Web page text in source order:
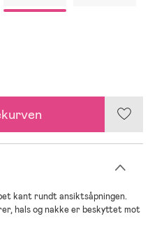
kant rundt ansiktsåpningen.
hals og nakke er beskyttet mot